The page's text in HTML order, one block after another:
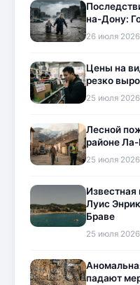
на-Дону:
26 июля
Цены на
резко
25 июля
Лесной
районе
25 июля
Луис
Браве
25 июля
падают